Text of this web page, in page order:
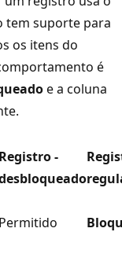
tem suporte para
os itens do
é
e a coluna
Registro -
Permitido